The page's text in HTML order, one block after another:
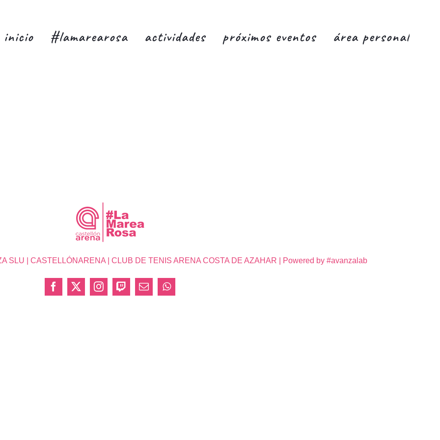
inicio #lamarearosa actividades próximos eventos área personal
| CASTELLÓNARENA | CLUB DE TENIS ARENA COSTA DE AZAHAR | Powered by #avanzalab
Facebook
X InstagramTwitchCorreoWhatsApp